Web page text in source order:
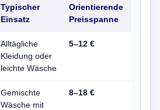
Typischer
Einsatz
Orientierende
Preisspanne
Alltägliche
Kleidung oder
leichte Wäsche
5–12 €
Gemischte
Wäsche mit
8–18 €